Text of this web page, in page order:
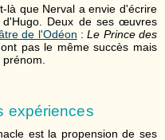
là que Nerval a envie d'écrire
Deux de ses œuvres
de l'Odéon :Le Prince des
pas le même succès mais
expériences
est la propension de ses